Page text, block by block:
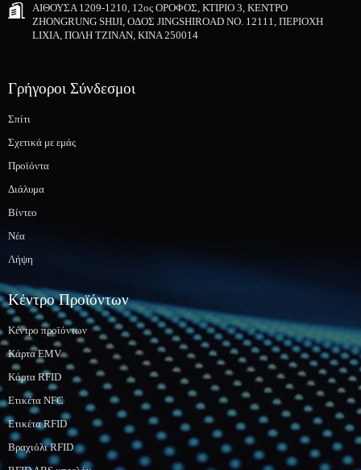
ΑΙΘΟΥΣΑ 1209-1210, 12ος ΟΡΟΦΟΣ, ΚΤΙΡΙΟ 3, ΚΕΝΤΡΟ
ZHONGRUNG SHIJI, ΟΔΟΣ JINGSHIROAD NO. 12111, ΠΕΡΙΟΧΗ
LIXIA, ΠΟΛΗ ΤΖΙΝΑΝ, ΚΙΝΑ 250014
Γρήγοροι Σύνδεσμοι
Σπίτι
Σχετικά με εμάς
Προϊόντα
Διάλυμα
Βίντεο
Νέα
Λήψη
Κέντρο Προϊόντων
Κέντρο προϊόντων
Κάρτα EMV
Κάρτα RFID
Ετικέτα NFC
Ετικέτα RFID
Βραχιόλι RFID